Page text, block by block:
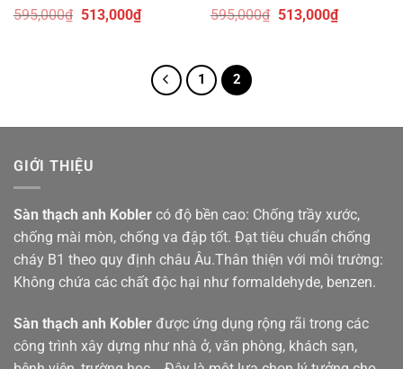
Được
595,000₫ Giá
513,000₫Giá
513,000₫.
Được
sao
595,000₫ Giá
513,000₫Giá
1 2
GIỚI THIỆU
Sàn thạch anh Kobler có độ bền cao: Chống trầy xước,
chống mài mòn, chống va đập tốt. Đạt tiêu chuẩn chống
cháy B1 theo quy định châu Âu.Thân thiện với môi trường:
Không chứa các chất độc hại như formaldehyde, benzen.
Sàn thạch anh Kobler được ứng dụng rộng rãi trong các
công trình xây dựng như nhà ở, văn phòng, khách sạn,